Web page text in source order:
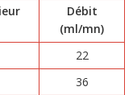
Débit
(ml/mn)
22
36